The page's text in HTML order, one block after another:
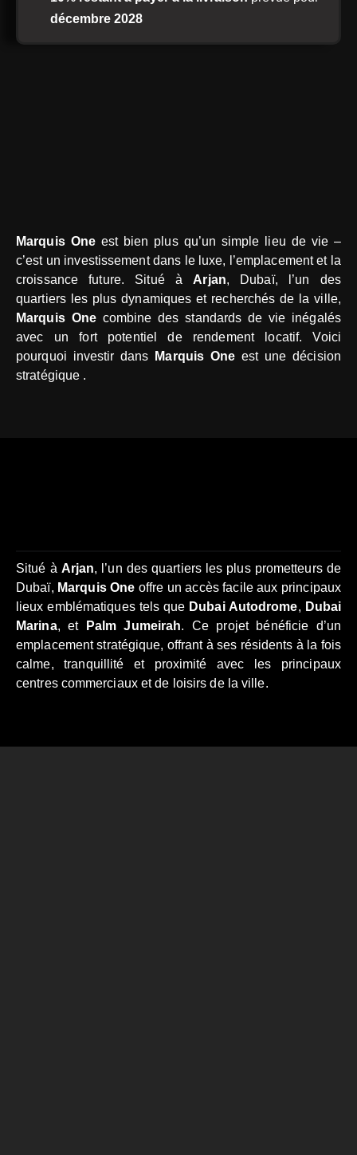
décembre 2028
Marquis Oneest bien plus qu’un simple lieu de vie –
c’est un investissement dans le luxe, l’emplacement et la
croissance future. Situé à Arjan, Dubaï, l’un des
quartiers les plus dynamiques et recherchés de la ville,
Marquis Onecombine des standards de vie inégalés
avec un fort potentiel de rendement locatif. Voici
pourquoi investir dans
Marquis One est une décision
stratégique .
Situé à Arjan, l’un des quartiers les plus prometteurs de
Dubaï, Marquis One offre un accès facile aux principaux
lieux emblématiques tels que Dubai Autodrome, Dubai
Marina, et Palm Jumeirah. Ce projet bénéficie d’un
emplacement stratégique, offrant à ses résidents à la fois
calme, tranquillité et proximité avec les principaux
centres commerciaux et de loisirs de la ville.